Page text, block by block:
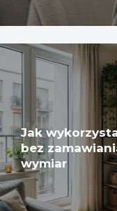
Jak
bez
wymiar